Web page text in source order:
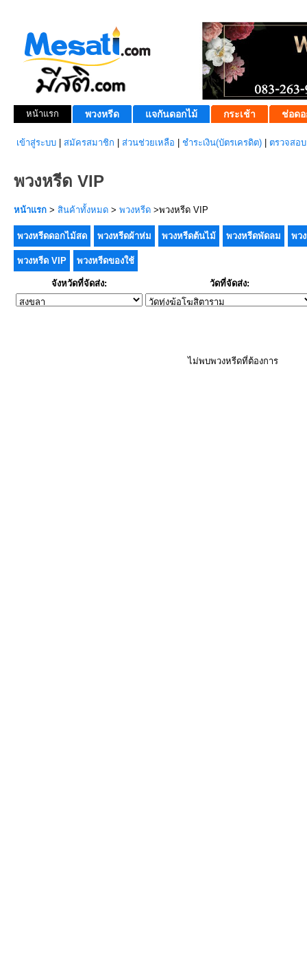
หน้าแรก พวงหรีด แจกันดอกไม้ กระเช้า ช่อดอ
เข้าสู่ระบบ สมัครสมาชิก ส่วนช่วยเหลือ ชำระเงิน(บัตรเครดิต) ตรวจสอ
พวงหรีด VIP
หน้าแรก > สินค้าทั้งหมด > พวงหรีด >พวงหรีด VIP
พวงหรีดดอกไม้สด พวงหรีดผ้าห่ม พวงหรีดต้นไม้ พวงหรีดพัดลม พว
พวงหรีด VIP พวงหรีดของใช้
จังหวัดที่จัดส่ง: วัดที่จัดส่ง:
ไม่พบพวงหรีดที่ต้องการ